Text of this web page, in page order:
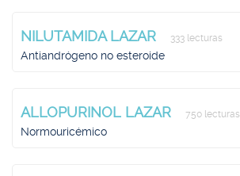
NILUTAMIDA LAZAR 333 lecturas
Antiandrógeno no esteroide
ALLOPURINOL LAZAR 750 lecturas
Normouricémico